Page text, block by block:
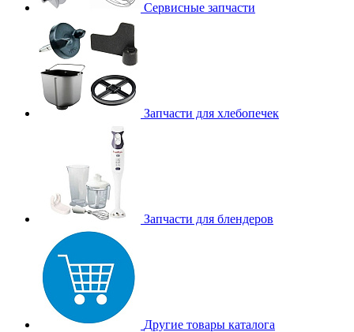
Сервисные запчасти
Запчасти для хлебопечек
Запчасти для блендеров
Другие товары каталога